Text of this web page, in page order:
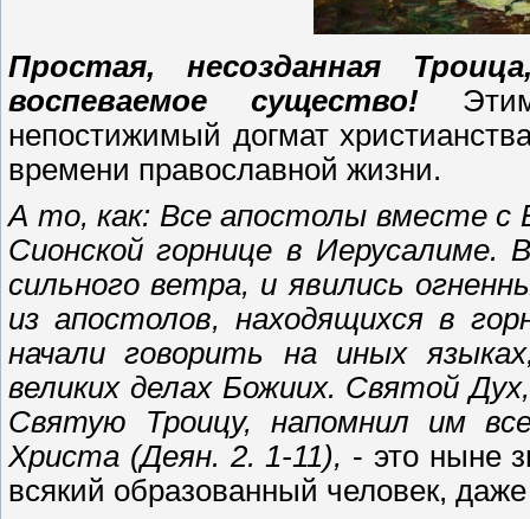
Простая, несозданная
воспеваемое существо!
непостижимый догмат
времени православной жизни.
А то, как: Все апостолы вместе с
Сионской горнице в
сильного ветра, и явились
из апостолов, находящихся в
начали говорить на иных
великих делах Божиих. Святой
Святую Троицу, напомнил им
Христа (Деян. 2. 1-11), - это ныне
всякий образованный человек,